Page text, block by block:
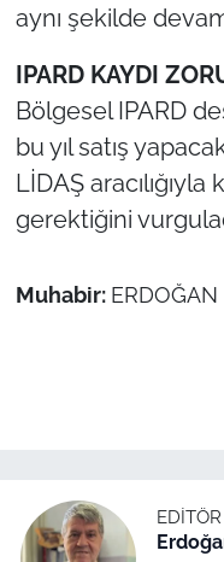
aynı şekilde
IPARD KAYDI
Bölgesel IPARD
bu yıl satış
LİDAŞ
gerektiğini
Muhabir: ERDOĞAN